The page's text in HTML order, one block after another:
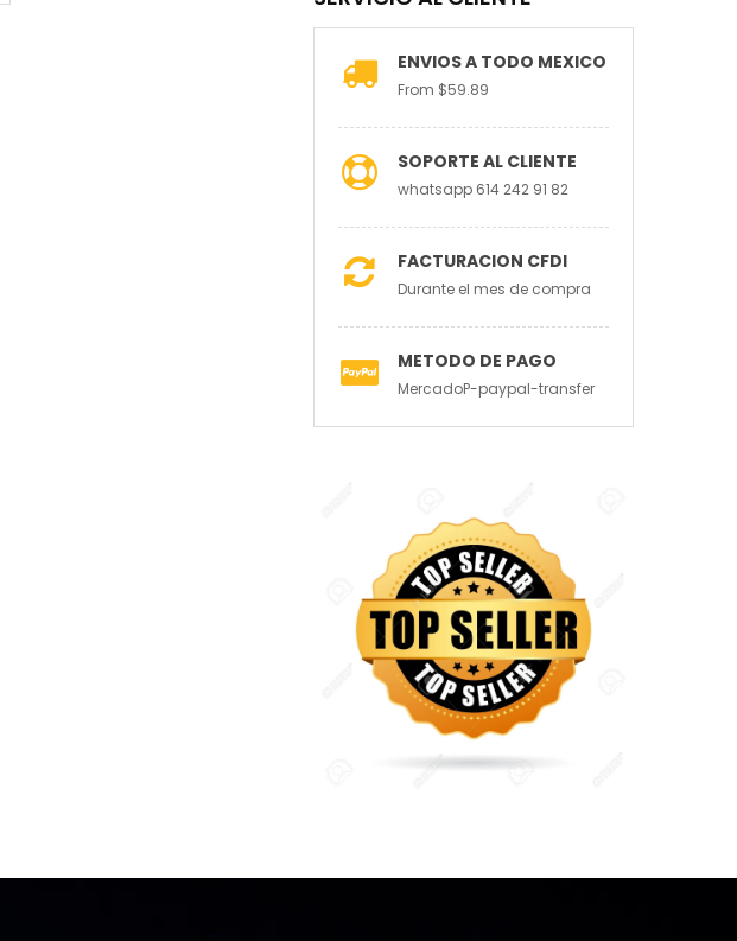
ENVIOS A TODO MEXICO
From $59.89
SOPORTE AL CLIENTE
whatsapp 614 242 91 82
FACTURACION CFDI
Durante el mes de compra
METODO DE PAGO
MercadoP-paypal-transfer